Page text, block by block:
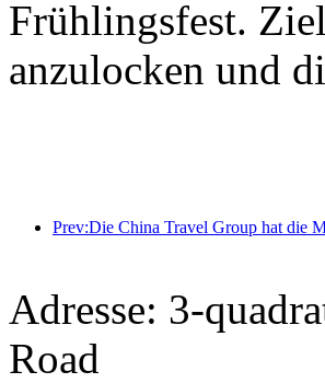
Frühlingsfest.
anzulocken und
Adresse: 3-
Road